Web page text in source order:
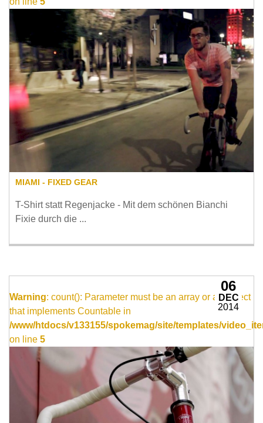
MIAMI - FIXED GEAR
T-Shirt statt Regenjacke - Mit dem schönen Bianchi
Fixie durch die ...
Warning: count(): Parameter must be an array or an object
that implements Countable in
/www/htdocs/v133155/spokemag/site/templates/
on line 5
06
DEC
2014